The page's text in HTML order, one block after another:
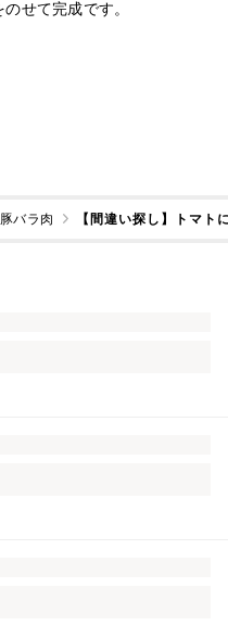
豚バラ肉 【間違い探し】トマ